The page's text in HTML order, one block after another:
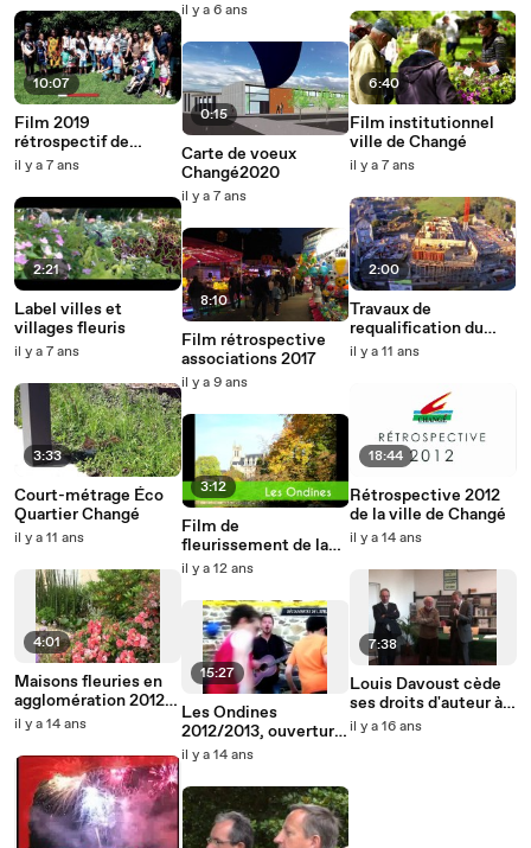
10:07
Film 2019
rétrospectif de
Changé
il y a 7 ans
2:21
Label villes et
villages fleuris
il y a 7 ans
3:33
Court-métrage Éco
Quartier Changé
il y a 11 ans
4:01
Maisons fleuries en
agglomération 2012
Ville de Changé
il y a 14 ans
il y a 6 ans
0:15
Carte de voeux
Changé2020
il y a 7 ans
8:10
Film rétrospective
associations 2017
il y a 9 ans
3:12
Film de
fleurissement de la
ville de Changé
il y a 12 ans
15:27
Les Ondines
2012/2013, ouverture
de saison
il y a 14 ans
6:40
Film institutionnel
ville de Changé
il y a 7 ans
2:00
Travaux de
requalification du
centre-ville de
il y a 11 ans
18:44
Rétrospective 2012
de la ville de Changé
il y a 14 ans
7:38
Louis Davoust cède
ses droits d'auteur à
la ville de Changé
il y a 16 ans